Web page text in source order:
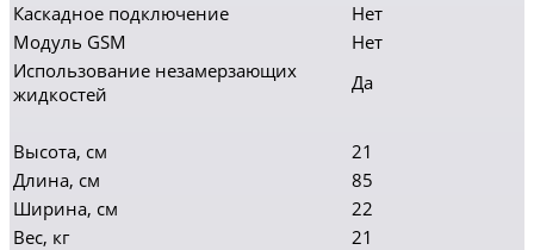
Каскадное подключение
Нет
Модуль GSM
Нет
Использование незамерзающих
жидкостей
Да
Высота, см
21
Длина, см
85
Ширина, см
22
Вес, кг
21